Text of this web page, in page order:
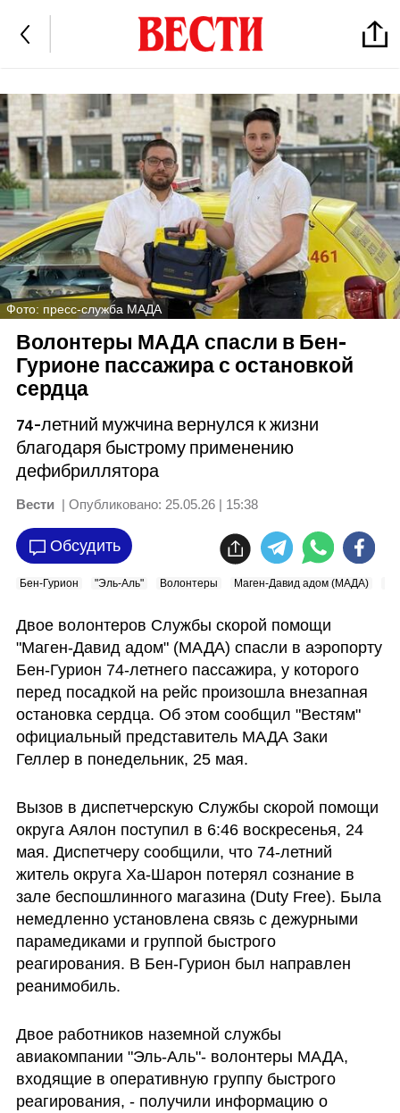
Фото: пресс-служба МАДА
Волонтеры МАДА спасли в Бен-
Гурионе пассажира с остановкой
сердца
74-летний мужчина вернулся к жизни
благодаря быстрому применению
дефибриллятора
Вести | Опубликовано: 25.05.26 | 15:38
Обсудить
Бен-Гурион "Эль-Аль" Волонтеры Маген-Давид адом (МАДА)
Двое волонтеров Службы скорой помощи
"Маген-Давид адом" (МАДА) спасли в аэропорту
Бен-Гурион 74-летнего пассажира, у которого
перед посадкой на рейс произошла внезапная
остановка сердца. Об этом сообщил "Вестям"
официальный представитель МАДА Заки
Геллер в понедельник, 25 мая.
Вызов в диспетчерскую Службы скорой помощи
округа Аялон поступил в 6:46 воскресенья, 24
мая. Диспетчеру сообщили, что 74-летний
житель округа Ха-Шарон потерял сознание в
зале беспошлинного магазина (Duty Free). Была
немедленно установлена связь с дежурными
парамедиками и группой быстрого
реагирования. В Бен-Гурион был направлен
реанимобиль.
Двое работников наземной службы
авиакомпании "Эль-Аль"- волонтеры МАДА,
входящие в оперативную группу быстрого
реагирования, - получили информацию о